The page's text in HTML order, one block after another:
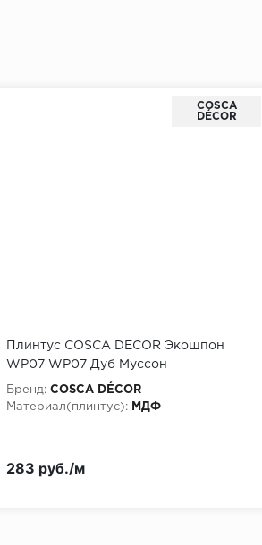
COSCA
DÉCOR
Плинтус COSCA DECOR Экошпон
WP07 WP07 Дуб Муссон
Бренд: COSCA DÉCOR
Материал(плинтус):
МДФ
283 руб./м